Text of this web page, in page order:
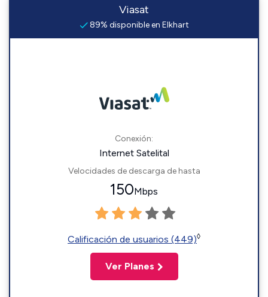
Viasat
89% disponible en Elkhart
Conexión:
Internet Satelital
Velocidades de descarga de hasta
150Mbps
Calificación de usuarios (449)◊
Ver Planes